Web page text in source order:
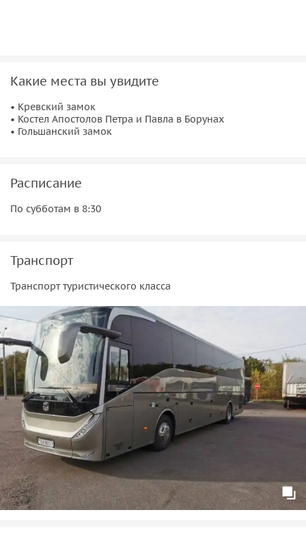
Какие места вы увидите
• Кревский замок
• Костел Апостолов Петра и Павла в Борунах
• Гольшанский замок
Расписание
По субботам в 8:30
Транспорт
Транспорт туристического класса